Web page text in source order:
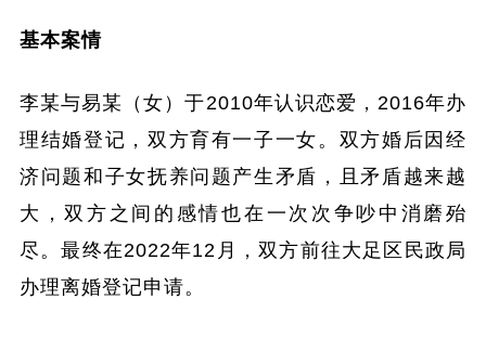
基本案情
李某与易某（女）于2010年认识恋爱，2016年办
理结婚登记，双方育有一子一女。双方婚后因经
济问题和子女抚养问题产生矛盾，且矛盾越来越
大，双方之间的感情也在一次次争吵中消磨殆
尽。最终在2022年12月，双方前往大足区民政局
办理离婚登记申请。